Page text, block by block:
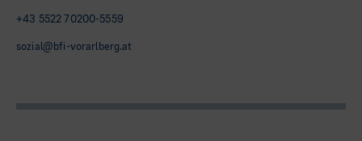
+43 5522 70200-5559
sozial@bfi-vorarlberg.at